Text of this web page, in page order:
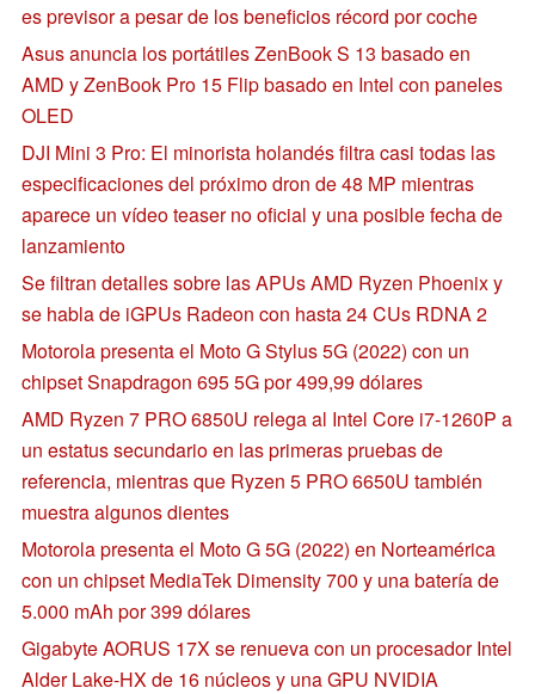
es previsor a pesar de los beneficios récord por coche
Asus anuncia los portátiles ZenBook S 13 basado en
AMD y ZenBook Pro 15 Flip basado en Intel con paneles
OLED
DJI Mini 3 Pro: El minorista holandés filtra casi todas las
especificaciones del próximo dron de 48 MP mientras
aparece un vídeo teaser no oficial y una posible fecha de
lanzamiento
Se filtran detalles sobre las APUs AMD Ryzen Phoenix y
se habla de iGPUs Radeon con hasta 24 CUs RDNA 2
Motorola presenta el Moto G Stylus 5G (2022) con un
chipset Snapdragon 695 5G por 499,99 dólares
AMD Ryzen 7 PRO 6850U relega al Intel Core i7-1260P a
un estatus secundario en las primeras pruebas de
referencia, mientras que Ryzen 5 PRO 6650U también
muestra algunos dientes
Motorola presenta el Moto G 5G (2022) en Norteamérica
con un chipset MediaTek Dimensity 700 y una batería de
5.000 mAh por 399 dólares
Gigabyte AORUS 17X se renueva con un procesador Intel
Alder Lake-HX de 16 núcleos y una GPU NVIDIA